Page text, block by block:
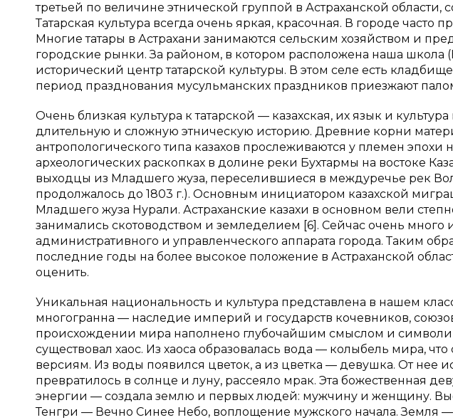
третьей по величине этнической группой в Астраханской области,
Татарская культура всегда очень яркая, красочная. В городе часто
Многие татары в Астрахани занимаются сельским хозяйством и
городские рынки. За районом, в котором расположена наша школа
исторический центр татарской культуры. В этом селе есть
период празднования мусульманских праздников приезжают
Очень близкая культура к татарской — казахская, их язык и
длительную и сложную этническую историю. Древние корни
антропологического типа казахов прослеживаются у племен
археологических раскопках в долине реки Бухтармы на востоке
выходцы из Младшего жуза, переселившиеся в междуречье рек
продолжалось до 1803 г.). Основным инициатором казахской
Младшего жуза Нурали. Астраханские казахи в основном вели
занимались скотоводством и земледелием [6]. Сейчас очень много
административного и управленческого аппарата города. Таким
последние годы на более высокое положение в Астраханской
оценить.
Уникальная национальность и культура представлена в нашем
многогранна — наследие империй и государств кочевников,
происхождении мира наполнено глубочайшим смыслом и
существовал хаос. Из хаоса образовалась вода — колыбель мира,
версиям. Из воды появился цветок, а из цветка — девушка. От нее
превратилось в солнце и луну, рассеяло мрак. Эта божественная
энергии — создала землю и первых людей: мужчину и женщину.
Тенгри — Вечно Синее Небо, воплощение мужского начала. Земля